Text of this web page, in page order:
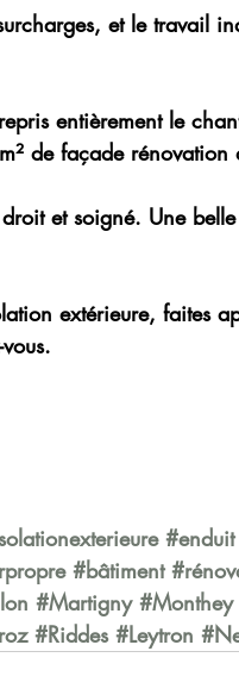
et le travail
entièrement le
de façade rénovation
et soigné. Une
extérieure, faites
#enduit
#bâtiment
#Martigny #Monthey
#Riddes #Leytron